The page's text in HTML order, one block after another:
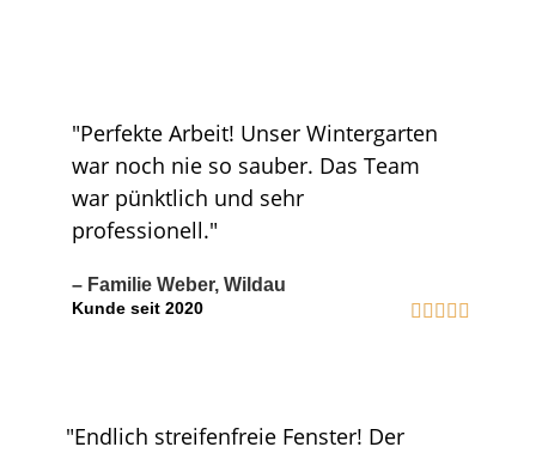
"Perfekte Arbeit! Unser Wintergarten
war noch nie so sauber. Das Team
war pünktlich und sehr
professionell."
– Familie Weber, Wildau
Kunde seit 2020
"Endlich streifenfreie Fenster! Der